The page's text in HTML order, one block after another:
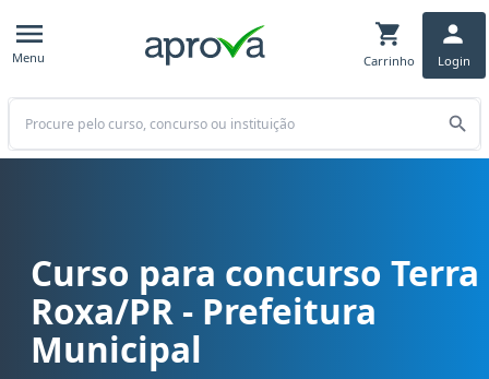
Menu Carrinho Login
Buscar
Curso para concurso Terra Roxa/PR - Prefeitura Municipal cargo
Curso para concurso Terra
Roxa/PR - Prefeitura
Municipal